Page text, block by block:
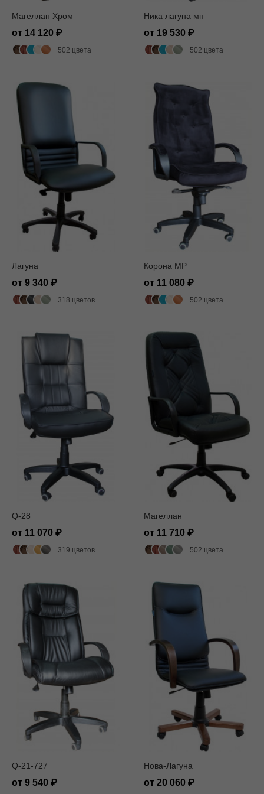
Магеллан Хром
от 14 120
502 цвета
Ника лагуна мп
от 19 530
502 цвета
Лагуна
от 9 340
318 цветов
Корона MP
от 11 080
502 цвета
Q-28
от 11 070
319 цветов
Магеллан
от 11 710
502 цвета
Q-21-727
от 9 540
Нова-Лагуна
от 20 060